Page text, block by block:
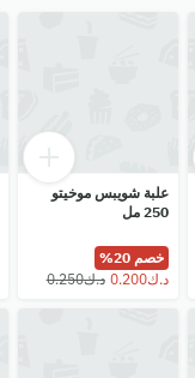
علبة شويبس موخيتو
250 مل
خصم 20%
⁦د.ك0.200⁩
⁦د.ك0.250⁩